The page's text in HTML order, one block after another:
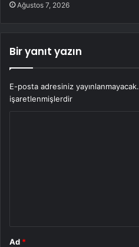
Ağustos 7, 2026
Bir yanıt yazın
E-posta adresiniz yayınlanmayacak.
işaretlenmişlerdir
Ad *